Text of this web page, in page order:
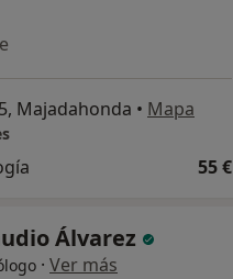
Majadahonda • Mapa
55 €
Álvarez
· Ver más